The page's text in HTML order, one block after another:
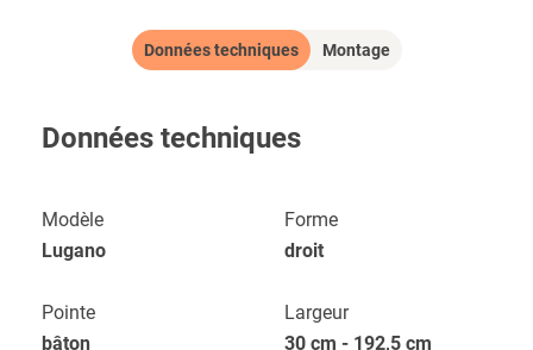
Données techniques Montage
Données techniques
Modèle
Lugano
Pointe
bâton
Forme
droit
Largeur
30 cm - 192,5 cm